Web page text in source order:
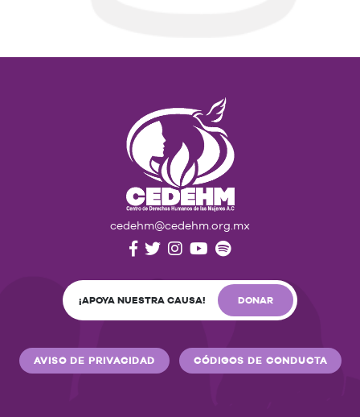
cedehm@cedehm.org.mx
¡APOYA NUESTRA CAUSA! DONAR
AVISO DE PRIVACIDAD CÓDIGOS DE CONDUCTA